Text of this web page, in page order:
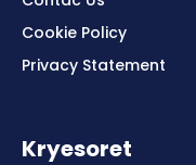
Cookie Policy
Privacy Statement
Kryesoret